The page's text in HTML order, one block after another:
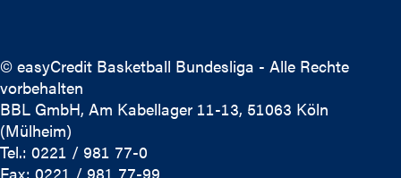
© easyCredit Basketball Bundesliga - Alle Rechte
vorbehalten
BBL GmbH, Am Kabellager 11-13, 51063 Köln
(Mülheim)
Tel.: 0221 / 981 77-0
Fax: 0221 / 981 77-99